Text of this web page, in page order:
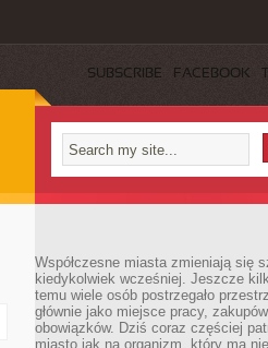
SUBSCRIBE FACEBOOK
Współczesne miasta zmieniają się
kiedykolwiek wcześniej. Jeszcze
temu wiele osób postrzegało
głównie jako miejsce pracy,
obowiązków. Dziś coraz częściej
miasto jak na organizm, który ma